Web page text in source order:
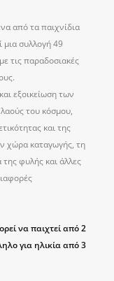
από τα παιχνίδια
μια συλλογή 49
τις παραδοσιακές
εξοικείωση των
του κόσμου,
και της
χώρα καταγωγής, τη
φυλής και άλλες
να παιχτεί από 2
για ηλικία από 3